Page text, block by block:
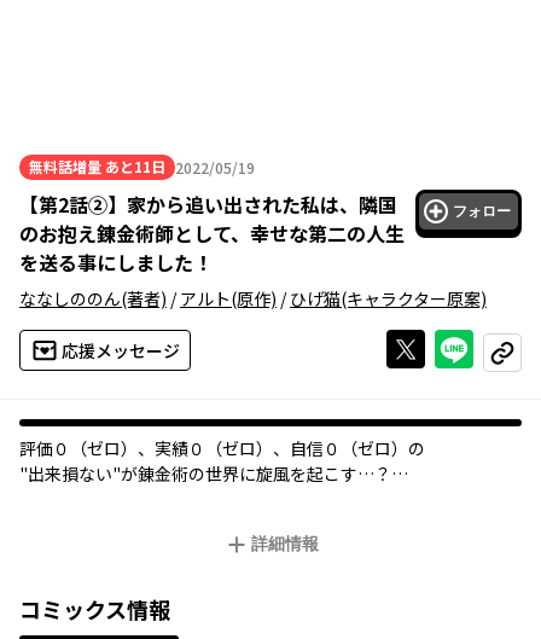
無料話増量 あと11日 2022/05/19
2022年05月19日
【第2話②】 家から追い出された私は、隣国
のお抱え錬金術師として、幸せな第二の人生
を送る事にしました！
フォロー
ななしののん(著者) /アルト(原作) /ひげ猫(キャラクター原案)
応援メッセージ Xで投稿する
ライン
コピー
評価０（ゼロ）、実績０（ゼロ）、自信０（ゼロ）の
"出来損ない"が錬金術の世界に旋風を起こす…？
が、本人に自覚はないものの実は錬金術の才能はピカイチ
抱えの錬金術師に!?
詳細情報
コミックス情報